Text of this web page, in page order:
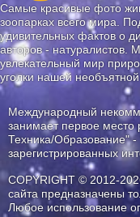
Самые красивые фото
зоопарках всего мира.
удивительных фактов о
авторов - натуралистов.
увлекательный мир
уголки нашей
Международный
занимает первое место
Техника/Образование"
зарегистрированных
COPYRIGHT © 2012-
сайта предназначены
Любое использование